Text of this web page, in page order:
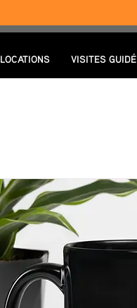
LOCATIONS VISITES